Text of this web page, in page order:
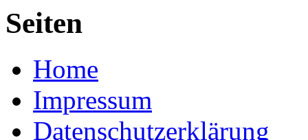
Seiten
Home
Impressum
Datenschutzerklärung